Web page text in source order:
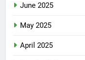
June 2025
May 2025
April 2025